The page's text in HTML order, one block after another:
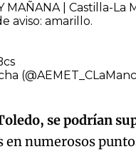
MAÑANA | Castilla-
aviso: amarillo.
se podrían
en numerosos